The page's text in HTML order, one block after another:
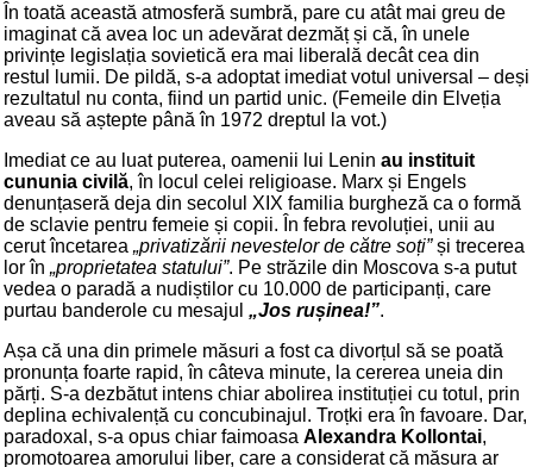
În toată această atmosferă sumbră, pare cu atât mai greu de
imaginat că avea loc un adevărat dezmăț și că, în unele
privințe legislația sovietică era mai liberală decât cea din
restul lumii. De pildă, s-a adoptat imediat votul universal – deși
rezultatul nu conta, fiind un partid unic. (Femeile din Elveția
aveau să aștepte până în 1972 dreptul la vot.)
Imediat ce au luat puterea, oamenii lui Lenin au instituit
cununia civilă, în locul celei religioase. Marx și Engels
denunțaseră deja din secolul XIX familia burgheză ca o formă
de sclavie pentru femeie și copii. În febra revoluției, unii au
cerut încetarea „privatizării nevestelor de către soți”și trecerea
lor în „proprietatea statului”. Pe străzile din Moscova s-a putut
vedea o paradă a nudiștilor cu 10.000 de participanți, care
purtau banderole cu mesajul „Jos rușinea!”.
Așa că una din primele măsuri a fost ca divorțul să se poată
pronunța foarte rapid, în câteva minute, la cererea uneia din
părți. S-a dezbătut intens chiar abolirea instituției cu totul, prin
deplina echivalență cu concubinajul. Troțki era în favoare. Dar,
paradoxal, s-a opus chiar faimoasa Alexandra Kollontai,
promotoarea amorului liber, care a considerat că măsura ar